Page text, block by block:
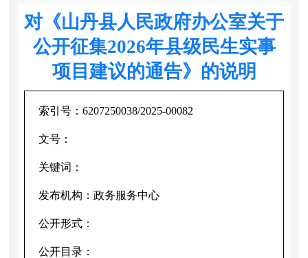
对《山丹县人民政府办公室关于
公开征集2026年县级民生实事
项目建议的通告》的说明
索引号： 6207250038/2025-00082
文号：
关键词：
发布机构： 政务服务中心
公开形式：
公开目录：